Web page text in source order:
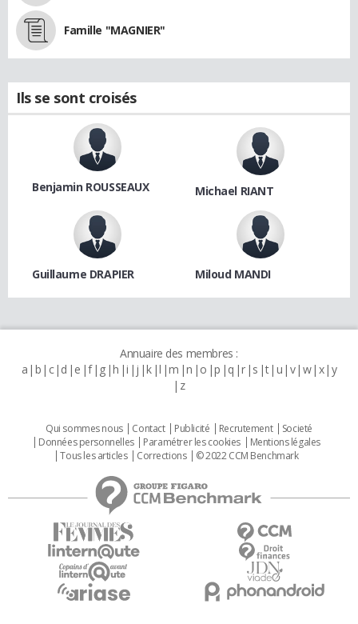
Famille "MAGNIER"
Ils se sont croisés
Benjamin ROUSSEAUX Michael RIANT
Guillaume DRAPIER Miloud MANDI
Annuaire des membres :
a b c d e f g h i j k l m n o p q r s t u v w x y
z
Qui sommes nous Contact Publicité Recrutement
Societé
Données personnelles
Paramétrer les cookies
Mentions légales
Tous les articles
Corrections © 2022 CCM Benchmark